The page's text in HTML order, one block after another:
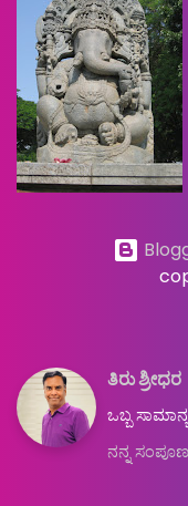
ತಿರು ಶ್ರೀಧರ
ಒಬ್ಬ
ನನ್ನ